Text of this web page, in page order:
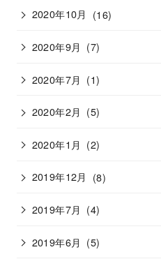
2020年10月 (16)
2020年9月 (7)
2020年7月 (1)
2020年2月 (5)
2020年1月 (2)
2019年12月 (8)
2019年7月 (4)
2019年6月 (5)